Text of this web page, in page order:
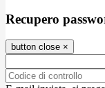
Recupero
button close ×